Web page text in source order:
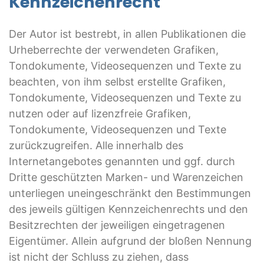
Der Autor ist bestrebt, in allen Publikationen die
Urheberrechte der verwendeten Grafiken,
Tondokumente, Videosequenzen und Texte zu
beachten, von ihm selbst erstellte Grafiken,
Tondokumente, Videosequenzen und Texte zu
nutzen oder auf lizenzfreie Grafiken,
Tondokumente, Videosequenzen und Texte
zurückzugreifen. Alle innerhalb des
Internetangebotes genannten und ggf. durch
Dritte geschützten Marken- und Warenzeichen
unterliegen uneingeschränkt den Bestimmungen
des jeweils gültigen Kennzeichenrechts und den
Besitzrechten der jeweiligen eingetragenen
Eigentümer. Allein aufgrund der bloßen Nennung
ist nicht der Schluss zu ziehen, dass